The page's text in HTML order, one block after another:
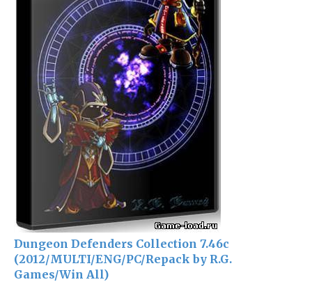
Dungeon Defenders Collection 7.46c
(2012/MULTI/ENG/PC/Repack by R.G.
Games/Win All)